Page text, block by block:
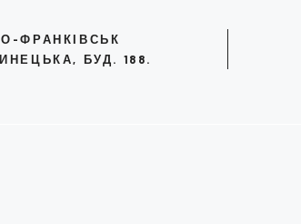
ФРАНКІВСЬК
БУД. 188.